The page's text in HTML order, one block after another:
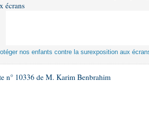
écrans
nos enfants contre la surexposition aux
n° 10336 de M. Karim Benbrahim